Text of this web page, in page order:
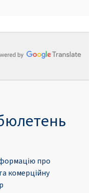
про
комерційну